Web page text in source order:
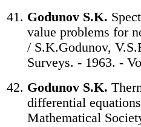
Godunov S.K.
value problems for
/ S.K.Godunov,
Surveys. - 1963. -
Godunov S.K.
differential
Mathematical